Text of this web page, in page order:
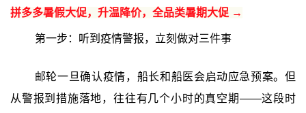
拼多多暑假大促，升温降价，全品类暑期大促 →
第一步：听到疫情警报，立刻做对三件事
邮轮一旦确认疫情，船长和船医会启动应急预案。但
从警报到措施落地，往往有几个小时的真空期——这段时